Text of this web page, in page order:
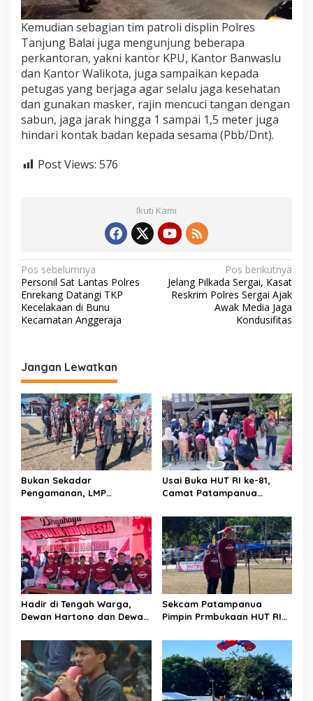
Kemudian sebagian tim patroli displin Polres
Tanjung Balai juga mengunjung beberapa
perkantoran, yakni kantor KPU, Kantor Banwaslu
dan Kantor Walikota, juga sampaikan kepada
petugas yang berjaga agar selalu jaga kesehatan
dan gunakan masker, rajin mencuci tangan dengan
sabun, jaga jarak hingga 1 sampai 1,5 meter juga
hindari kontak badan kepada sesama (Pbb/Dnt).
Post Views: 576
Ikuti Kami
N
a
v
i
a
s
i
p
o
s
Pos sebelumnya
Personil Sat Lantas Polres
Enrekang Datangi TKP
Kecelakaan di Bunu
Kecamatan Anggeraja
Pos berikutnya
Jelang Pilkada Sergai, Kasat
Reskrim Polres Sergai Ajak
Awak Media Jaga
Kondusifitas
Jangan Lewatkan
Bukan Sekadar
Pengamanan, LMP
Wajah Sinergitas di
Pembukaan HUT RI ke-81
Usai Buka HUT RI ke-81,
Camat Patampanua
Lurah: Arahan Tegas
Dibumbui Canda, Semua
Fokus Mendengar!
Hadir di Tengah Warga,
Dewan Hartono dan Dewan
Penuh Puncak Perayaan
HUT RI ke-81 di Maccirinna
Sekcam Patampanua
Pimpin Prmbukaan HUT RI
Kemerdekaan Berkobar di
Maccirinna